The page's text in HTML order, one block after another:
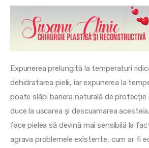
Expunerea prelungită la temperaturi
dehidratarea pielii, iar expunerea la
poate slăbi bariera naturală de protecție
duce la uscarea și descuamarea
face pielea să devină mai sensibilă la
agrava problemele existente, cum ar fi